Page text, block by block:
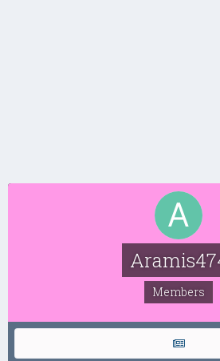
Members